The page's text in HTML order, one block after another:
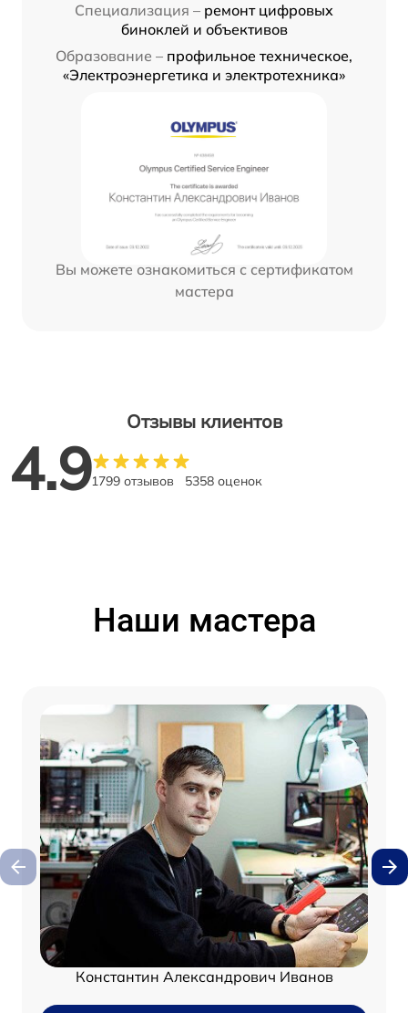
Специализация – ремонт цифровых
биноклей и объективов
Образование – профильное техническое,
«Электроэнергетика и электротехника»
Вы можете ознакомиться с сертификатом
мастера
Отзывы клиентов
4.91799 отзывов 5358 оценок
Наши мастера
Константин Александрович Иванов